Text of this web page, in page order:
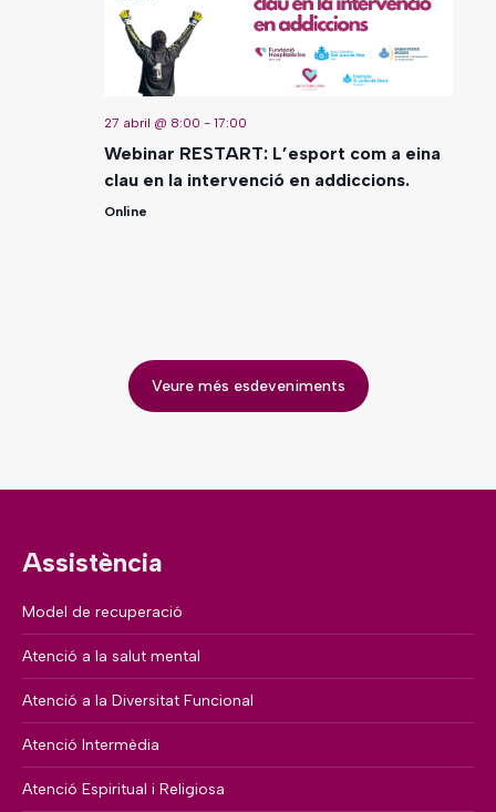
27 abril @ 8:00 - 17:00
Webinar RESTART: L’esport com a eina
clau en la intervenció en addiccions.
Online
Veure més esdeveniments
Assistència
Model de recuperació
Atenció a la salut mental
Atenció a la Diversitat Funcional
Atenció Intermèdia
Atenció Espiritual i Religiosa